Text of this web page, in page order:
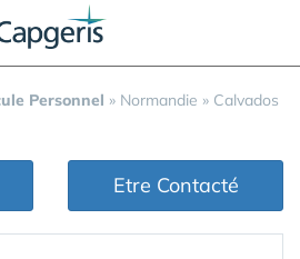
Personnel » Normandie » Calvados
Etre Contacté